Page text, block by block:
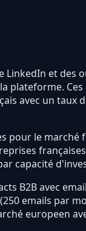
et des
plateforme.
avec un taux
pour le
capacité
B2B avec
emails par
europeen